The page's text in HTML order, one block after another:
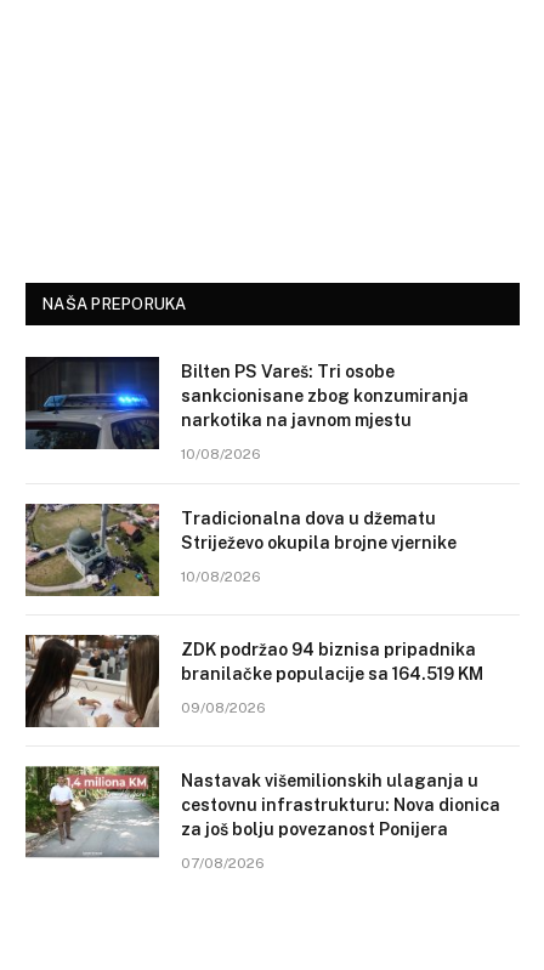
NAŠA PREPORUKA
Bilten PS Vareš: Tri osobe
sankcionisane zbog konzumiranja
narkotika na javnom mjestu
10/08/2026
Tradicionalna dova u džematu
Striježevo okupila brojne vjernike
10/08/2026
ZDK podržao 94 biznisa pripadnika
branilačke populacije sa 164.519 KM
09/08/2026
Nastavak višemilionskih ulaganja u
cestovnu infrastrukturu: Nova dionica
za još bolju povezanost Ponijera
07/08/2026